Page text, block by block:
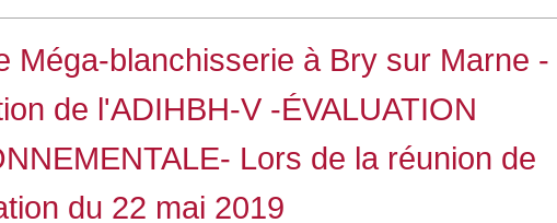
Méga-blanchisserie à Bry sur Marne -
de l'ADIHBH-V -ÉVALUATION
Lors de la réunion de
du 22 mai 2019